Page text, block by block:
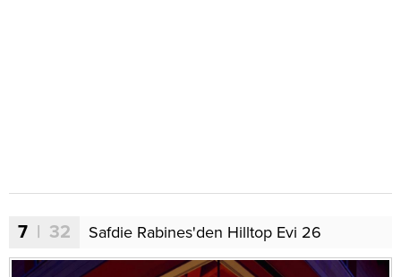
7 | 32 Safdie Rabines'den Hilltop Evi 26